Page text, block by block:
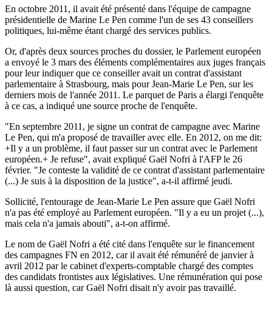
En octobre 2011, il avait été présenté dans l'équipe de campagne
présidentielle de Marine Le Pen comme l'un de ses 43 conseillers
politiques, lui-même étant chargé des services publics.
Or, d'après deux sources proches du dossier, le Parlement européen
a envoyé le 3 mars des éléments complémentaires aux juges français
pour leur indiquer que ce conseiller avait un contrat d'assistant
parlementaire à Strasbourg, mais pour Jean-Marie Le Pen, sur les
derniers mois de l'année 2011. Le parquet de Paris a élargi l'enquête
à ce cas, a indiqué une source proche de l'enquête.
"En septembre 2011, je signe un contrat de campagne avec Marine
Le Pen, qui m'a proposé de travailler avec elle. En 2012, on me dit:
+Il y a un problème, il faut passer sur un contrat avec le Parlement
européen.+ Je refuse", avait expliqué Gaël Nofri à l'AFP le 26
février. "Je conteste la validité de ce contrat d'assistant parlementaire
(...) Je suis à la disposition de la justice", a-t-il affirmé jeudi.
Sollicité, l'entourage de Jean-Marie Le Pen assure que Gaël Nofri
n'a pas été employé au Parlement européen. "Il y a eu un projet (...),
mais cela n'a jamais abouti", a-t-on affirmé.
Le nom de Gaël Nofri a été cité dans l'enquête sur le financement
des campagnes FN en 2012, car il avait été rémunéré de janvier à
avril 2012 par le cabinet d'experts-comptable chargé des comptes
des candidats frontistes aux législatives. Une rémunération qui pose
là aussi question, car Gaël Nofri disait n'y avoir pas travaillé.